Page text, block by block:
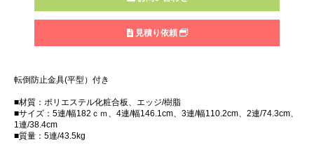
見積り依頼
転倒防止金具(平型）付き
■材質：ポリエステル化粧合板、エッジ/樹脂
■サイズ：5連/幅182ｃｍ、4連/幅146.1cm、3連/幅110.2cm、2連/74.3cm、
1連/38.4cm
■質量：5連/43.5kg